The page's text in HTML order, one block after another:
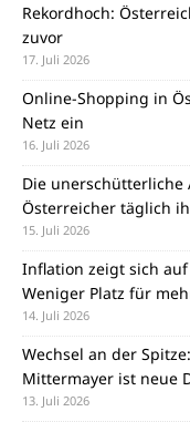
Rekordhoch:
zuvor
17. Juli 2026
Online-Shopping in
Netz ein
16. Juli 2026
Die unerschütterliche
Österreicher täglich
15. Juli 2026
Inflation zeigt sich
Weniger Platz für
14. Juli 2026
Wechsel an der
Mittermayer ist neue
13. Juli 2026